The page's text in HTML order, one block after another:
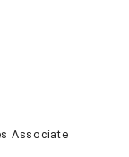
Associate